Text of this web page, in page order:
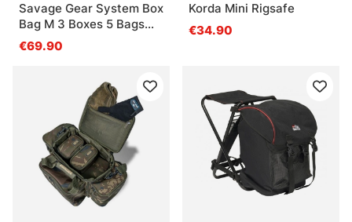
Savage Gear System Box
Bag M 3 Boxes 5 Bags
20x40x29cm 12L
€69.90
Korda Mini Rigsafe
€34.90